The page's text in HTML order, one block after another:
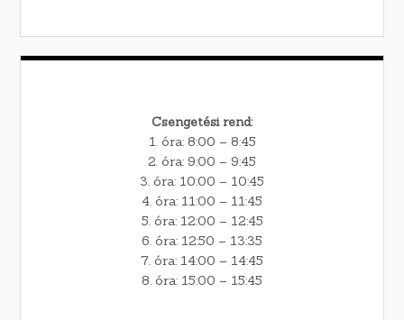
Csengetési rend:
1. óra: 8:00 – 8:45
2. óra: 9:00 – 9:45
3. óra: 10:00 – 10:45
4. óra: 11:00 – 11:45
5. óra: 12:00 – 12:45
6. óra: 12:50 – 13:35
7. óra: 14:00 – 14:45
8. óra: 15:00 – 15:45